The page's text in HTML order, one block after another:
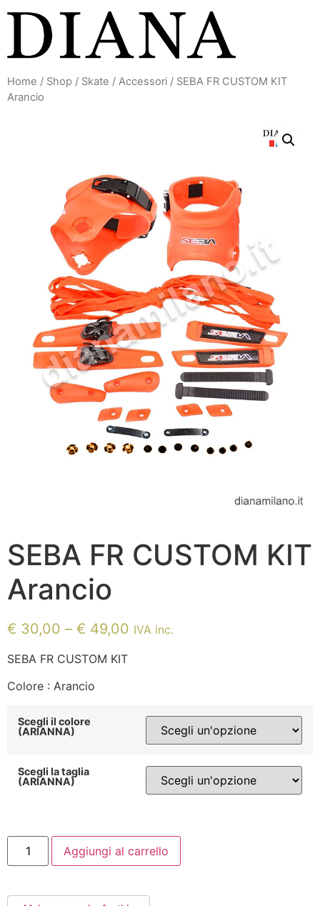
contenuto
Home / Shop / Skate / Accessori / SEBA FR CUSTOM KIT
Arancio
SEBA FR CUSTOM KIT
Arancio
€ 30,00 – € 49,00 IVA inc.
SEBA FR CUSTOM KIT
Colore : Arancio
Scegli il colore
(ARIANNA)
Scegli la taglia
(ARIANNA)
SEBA
CUSTOM
quantità
Aggiungi al carrello